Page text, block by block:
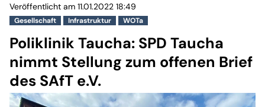
Gesellschaft Infrastruktur WOTa
Veröffentlicht am 11.01.2022 18:49
Poliklinik Taucha: SPD Taucha
nimmt Stellung zum offenen Brief
des SAfT e.V.